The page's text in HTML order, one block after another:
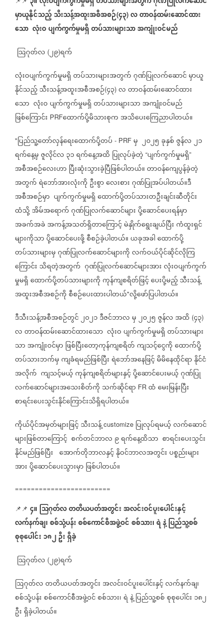
မှာယူနိုင်သည့်သီးသန့်အထူးအစီအစဉ်(၄၃) လတာဝန်ထမ်းဆောင်ထား
သော လုံးဝပျက်ကွက်မှုမရှိတပ်သားများသာအကျုံးဝင်မည်
သြဂုတ်လ (၂၉)ရက်
လုံးဝပျက်ကွက်မှုမရှိတပ်သားများအတွက်ဂုဏ်ပြုလက်ဆောင်မှာယူ
နိုင်သည့်သီးသန့်အထူးအစီအစဉ်(၄၃) လတာဝန်ထမ်းဆောင်ထား
သော လုံးဝပျက်ကွက်မှုမရှိတပ်သားများသာအကျုံးဝင်မည်
ဖြစ်ကြောင်း PRFထောက်ပို့မိသားစုကအသိပေးကြေညာပါတယ်။
"ပြည်သူ့တော်လှန်ရေးထောက်ပို့တပ် - PRF မှ ၂၀၂၅ခုနှစ်ဇွန်လ၂၁
ရက်နေ့မှဇူလိုင်လ ၃၁ရက်နေ့အထိ ပြုလုပ်ခဲ့တဲ့ “ပျက်ကွက်မှုမရှိ”
အစီအစဉ်လေးဟာပြီးဆုံးသွားခဲ့ပြီဖြစ်ပါတယ်။တာဝန်ကျေပွန်ခဲ့တဲ့
အတွက်ရဲဘော်အားလုံးကို ဦးစွာလေးစားဂုဏ်ပြုအပ်ပါတယ်။ဒီ
အစီအစဉ်မှာ ပျက်ကွက်မှုမရှိထောက်ပို့တပ်သားတဦးချင်းဆီတိုင်း
ထံသို့အိမ်အရောက်ဂုဏ်ပြုလက်ဆောင်များပို့ဆောင်ပေးရန်မှာ
အခက်အခဲအကန့်အသတ်ရှိတာကြောင့်မဲနှိုက်ရွေးချယ်ပြီးကံထူးရှင်
များကိုသာပို့ဆောင်ပေးဖို့စီစဉ်ခဲ့ပါတယ်။ယခုအခါထောက်ပို့
တပ်သားများမှဂုဏ်ပြုလက်ဆောင်များကိုလက်ဝယ်ပိုင်ဆိုင်လိုကြ
ကြောင်း သိရတဲ့အတွက် ဂုဏ်ပြုလက်ဆောင်များအားလုံးဝပျက်ကွက်
မှုမရှိထောက်ပို့တပ်သားများကိုကုန်ကျစရိတ်ဖြင့်ပေးပို့မည့်သီးသန့်
အထူးအစီအစဉ်ကိုစီစဉ်ပေးထားပါတယ်"လို့ဖော်ပြပါတယ်။
ဒီသီးသန့်အစီအစဉ်တွင်၂၀၂၁ဒီဇင်ဘာလမှ၂၀၂၅ဇွန်လအထိ (၄၃)
လတာဝန်ထမ်းဆောင်ထားသော လုံးဝပျက်ကွက်မှုမရှိတပ်သားများ
သာအကျုံးဝင်မှာဖြစ်ပြီးတော့ကုန်ကျစရိတ်ကျသင့်ငွေကိုထောက်ပို့
တပ်သားဘက်မှကျခံရမည်ဖြစ်ပြီးရဲဘော်အနေဖြင့်မိမိနေထိုင်ရာနိုင်ငံ
အလိုက် ကျသင့်မယ့်ကုန်ကျစရိတ်များနှင့်ပို့ဆောင်ပေးမယ့်ဂုဏ်ပြု
လက်ဆောင်များအသေးစိတ်ကို သက်ဆိုင်ရာ FR ထံမေးမြန်းပြီး
စာရင်းပေးသွင်းနိုင်ကြောင်းသိရှိရပါတယ်။
ကိုယ်ပိုင်အမှတ်များဖြင့်သီးသန့် customize ပြုလုပ်ရမယ့်လက်ဆောင်
များဖြစ်တာကြောင့် စက်တင်ဘာလ ၉ရက်နေ့ထိသာ စာရင်းပေးသွင်း
နိုင်မည်ဖြစ်ပြီး အောက်တိုဘာလနှင့်နိုဝင်ဘာလအတွင်းပစ္စည်းများ
အားပို့ဆောင်ပေးသွားမှာဖြစ်ပါတယ်။
========================
📌📌 ၄။ ဩဂုတ်လတတိယပတ်အတွင်းအလင်းဝင်ပူးပေါင်းနှင့်
လက်နက်ချ၊စစ်သုံ့ပန်းစစ်ကောင်စီအဖွဲ့ဝင်စစ်သား၊ရဲနဲ့ပြည်သူ့စစ်
စုစုပေါင်း၁၈၂ဦးရှိခဲ့
သြဂုတ်လ (၂၉)ရက်
ဩဂုတ်လတတိယပတ်အတွင်းအလင်းဝင်ပူးပေါင်းနှင့်လက်နက်ချ၊
စစ်သုံ့ပန်းစစ်ကောင်စီအဖွဲ့ဝင်စစ်သား၊ရဲနဲ့ပြည်သူ့စစ်စုစုပေါင်း ၁၈၂
ဦးရှိခဲ့ပါတယ်။